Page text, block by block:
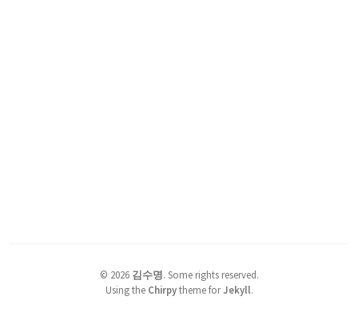
© 2026 김수명. Some rights reserved.
Using the Chirpytheme forJekyll.